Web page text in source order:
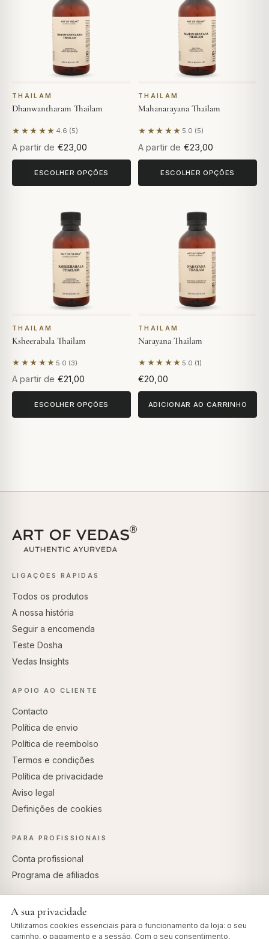
THAILAM
Dhanwantharam Thailam
★★★★★ 4.6 (5)
Com base em 5 avaliações
A partir de €23,00
ESCOLHER OPÇÕES
THAILAM
Mahanarayana Thailam
★★★★★ 5.0 (5)
Com base em 5 avaliações
A partir de €23,00
ESCOLHER OPÇÕES
THAILAM
Ksheerabala Thailam
★★★★★ 5.0 (3)
Com base em 3 avaliações
A partir de €21,00
ESCOLHER OPÇÕES
THAILAM
Narayana Thailam
★★★★★ 5.0 (1)
Com base em 1 avaliação
€20,00
ADICIONAR AO CARRINHO
LIGAÇÕES RÁPIDAS
Todos os produtos
A nossa história
Seguir a encomenda
Teste Dosha
Vedas Insights
APOIO AO CLIENTE
Contacto
Política de envio
Política de reembolso
Termos e condições
Política de privacidade
Aviso legal
Definições de cookies
PARA PROFISSIONAIS
Conta profissional
Programa de afiliados
PAGAMENTOS SEGUROS
A sua privacidade
Utilizamos cookies essenciais para o funcionamento da loja: o seu
carrinho, o pagamento e a sessão. Com o seu consentimento,